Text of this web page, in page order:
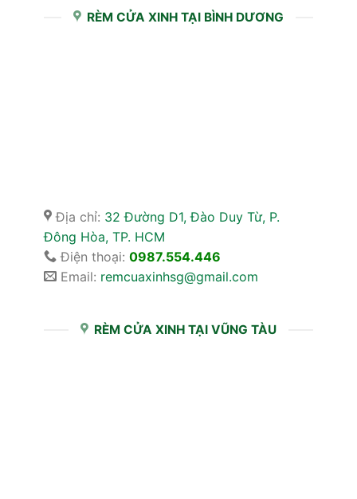
RÈM CỬA XINH TẠI BÌNH DƯƠNG
Địa chỉ: 32 Đường D1, Đào Duy Từ, P.
Đông Hòa, TP. HCM
Điện thoại: 0987.554.446
Email: remcuaxinhsg@gmail.com
RÈM CỬA XINH TẠI VŨNG TÀU